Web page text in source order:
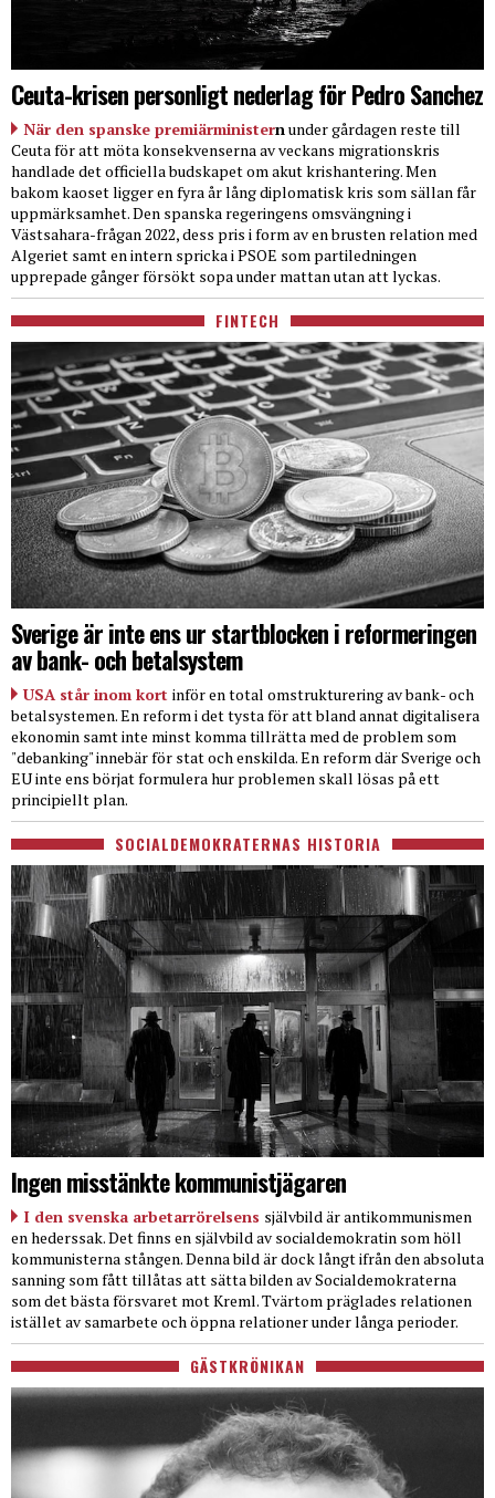
Ceuta-krisen personligt nederlag för Pedro Sanchez
När den spanske premiärministern under gårdagen reste till
Ceuta för att möta konsekvenserna av veckans migrationskris
handlade det officiella budskapet om akut krishantering. Men
bakom kaoset ligger en fyra år lång diplomatisk kris som sällan får
uppmärksamhet. Den spanska regeringens omsvängning i
Västsahara-frågan 2022, dess pris i form av en brusten relation med
Algeriet samt en intern spricka i PSOE som partiledningen
upprepade gånger försökt sopa under mattan utan att lyckas.
FINTECH
Sverige är inte ens ur startblocken i reformeringen
av bank- och betalsystem
USA står inom kort inför en total omstrukturering av bank- och
betalsystemen. En reform i det tysta för att bland annat digitalisera
ekonomin samt inte minst komma tillrätta med de problem som
"debanking" innebär för stat och enskilda. En reform där Sverige och
EU inte ens börjat formulera hur problemen skall lösas på ett
principiellt plan.
SOCIALDEMOKRATERNAS HISTORIA
Ingen misstänkte kommunistjägaren
I den svenska arbetarrörelsens självbild är antikommunismen
en hederssak. Det finns en självbild av socialdemokratin som höll
kommunisterna stången. Denna bild är dock långt ifrån den absoluta
sanning som fått tillåtas att sätta bilden av Socialdemokraterna
som det bästa försvaret mot Kreml. Tvärtom präglades relationen
istället av samarbete och öppna relationer under långa perioder.
GÄSTKRÖNIKAN